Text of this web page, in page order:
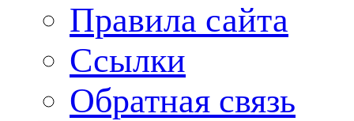
Правила сайта
Ссылки
Обратная связь